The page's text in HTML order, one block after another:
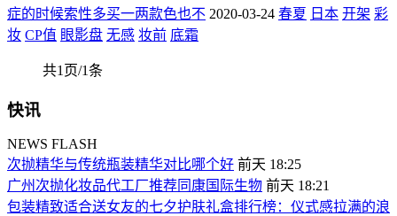
症的时候索性多买一两款色也不 2020-03-24 春夏 日本 开架 彩
妆 CP值 眼影盘 无感 妆前 底霜
共1页/1条
快讯
NEWS FLASH
次抛精华与传统瓶装精华对比哪个好 前天 18:25
广州次抛化妆品代工厂推荐同康国际生物 前天 18:21
包装精致适合送女友的七夕护肤礼盒排行榜：仪式感拉满的浪